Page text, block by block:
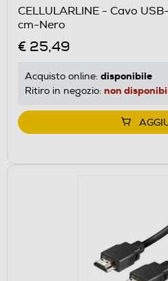
CELLULARLINE - Cavo
cm-Nero
€ 25,49
Acquisto online: disponibile
Ritiro in negozio: non